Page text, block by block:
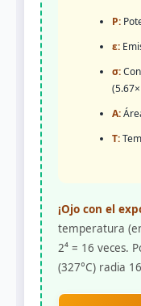
P:
ε:
σ:
A:
T:
¡Ojo con el
temperatura
2⁴ = 16 veces.
(327°C) radia